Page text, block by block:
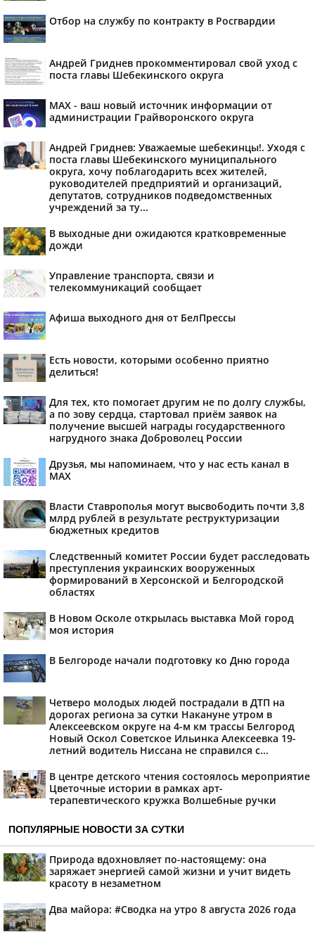
Отбор на службу по контракту в Росгвардии
Андрей Гриднев прокомментировал свой уход с
поста главы Шебекинского округа
MAX - ваш новый источник информации от
администрации Грайворонского округа
Андрей Гриднев: Уважаемые шебекинцы!. Уходя с
поста главы Шебекинского муниципального
округа, хочу поблагодарить всех жителей,
руководителей предприятий и организаций,
депутатов, сотрудников подведомственных
учреждений за ту...
В выходные дни ожидаются кратковременные
дожди
Управление транспорта, связи и
телекоммуникаций сообщает
Афиша выходного дня от БелПрессы
Есть новости, которыми особенно приятно
делиться!
Для тех, кто помогает другим не по долгу службы,
а по зову сердца, стартовал приём заявок на
получение высшей награды государственного
нагрудного знака Доброволец России
Друзья, мы напоминаем, что у нас есть канал в
МАХ
Власти Ставрополья могут высвободить почти 3,8
млрд рублей в результате реструктуризации
бюджетных кредитов
Следственный комитет России будет расследовать
преступления украинских вооруженных
формирований в Херсонской и Белгородской
областях
В Новом Осколе открылась выставка Мой город
моя история
В Белгороде начали подготовку ко Дню города
Четверо молодых людей пострадали в ДТП на
дорогах региона за сутки Накануне утром в
Алексеевском округе на 4-м км трассы Белгород
Новый Оскол Советское Ильинка Алексеевка 19-
летний водитель Ниссана не справился с...
В центре детского чтения состоялось мероприятие
Цветочные истории в рамках арт-
терапевтического кружка Волшебные ручки
ПОПУЛЯРНЫЕ НОВОСТИ ЗА СУТКИ
Природа вдохновляет по-настоящему: она
заряжает энергией самой жизни и учит видеть
красоту в незаметном
Два майора: #Сводка на утро 8 августа 2026 года